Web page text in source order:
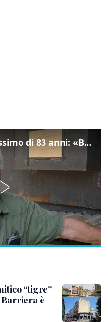
I ricordi dell'ex Serenissimo di 83 anni: «Bossi geloso di noi, in carcere mi cantavano l’inno di San Marco»
“tigre”
è